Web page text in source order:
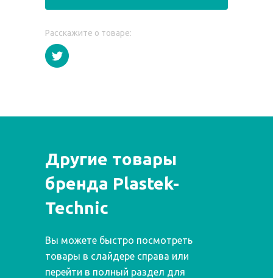
Расскажите о товаре:
Другие товары
бренда Plastek-
Technic
Вы можете быстро посмотреть
товары в слайдере справа или
перейти в полный раздел для